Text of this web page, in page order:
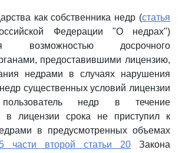
как собственника недр (статья
Федерации "О недрах")
возможностью досрочного
предоставившими лицензию,
недрами в случаях нарушения
существенных условий лицензии
недр в течение
в лицензии срока не приступил к
в предусмотренных объемах
5 части второй статьи 20 Закона